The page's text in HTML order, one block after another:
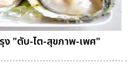
ง "ตับ-ไต-สุขภาพ-เพศ"